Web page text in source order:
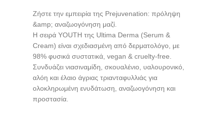
Ζήστε την εμπειρία της Prejuvenation: πρόληψη
&amp; αναζωογόνηση μαζί.
Η σειρά YOUTH της Ultima Derma (Serum &
Cream) είναι σχεδιασμένη από δερματολόγο, με
98% φυσικά συστατικά, vegan & cruelty-free.
Συνδυάζει νιασιναμίδη, σκουαλένιο, υαλουρονικό,
αλόη και έλαιο άγριας τριανταφυλλιάς για
ολοκληρωμένη ενυδάτωση, αναζωογόνηση και
προστασία.